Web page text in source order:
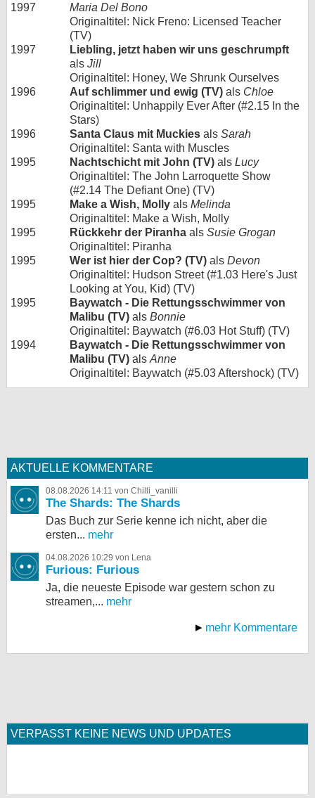
1997
Maria Del Bono
Originaltitel: Nick Freno: Licensed Teacher
(TV)
1997
Liebling, jetzt haben wir uns geschrumpft
als Jill
Originaltitel: Honey, We Shrunk Ourselves
1996
Auf schlimmer und ewig (TV) als Chloe
Originaltitel: Unhappily Ever After (#2.15 In the
Stars)
1996
Santa Claus mit Muckies als Sarah
Originaltitel: Santa with Muscles
1995
Nachtschicht mit John (TV) als Lucy
Originaltitel: The John Larroquette Show
(#2.14 The Defiant One) (TV)
1995
Make a Wish, Molly als Melinda
Originaltitel: Make a Wish, Molly
1995
Rückkehr der Piranha als Susie Grogan
Originaltitel: Piranha
1995
Wer ist hier der Cop? (TV) als Devon
Originaltitel: Hudson Street (#1.03 Here's Just
Looking at You, Kid) (TV)
1995
Baywatch - Die Rettungsschwimmer von
Malibu (TV) als Bonnie
Originaltitel: Baywatch (#6.03 Hot Stuff) (TV)
1994
Baywatch - Die Rettungsschwimmer von
Malibu (TV) als Anne
Originaltitel: Baywatch (#5.03 Aftershock) (TV)
AKTUELLE KOMMENTARE
08.08.2026 14:11 von Chilli_vanilli
The Shards: The Shards
Das Buch zur Serie kenne ich nicht, aber die
ersten... mehr
04.08.2026 10:29 von Lena
Furious: Furious
Ja, die neueste Episode war gestern schon zu
streamen,... mehr
mehr Kommentare
VERPASST KEINE NEWS UND UPDATES